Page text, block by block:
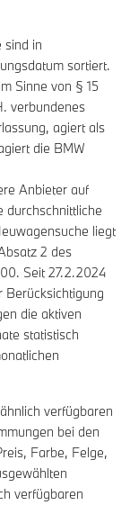
sind in
sortiert.
Sinne von § 15
verbundenes
agiert als
die BMW
Anbieter auf
durchschnittliche
liegt
2 des
Seit 27.2.2024
Berücksichtigung
die aktiven
statistisch
verfügbaren
bei den
Farbe, Felge,
verfügbaren